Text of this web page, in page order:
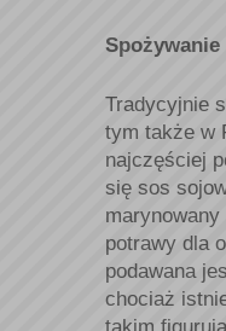
Spożywanie
Tradycyjnie
tym także w
najczęściej
się sos
potrawy dla
podawana
chociaż
takim